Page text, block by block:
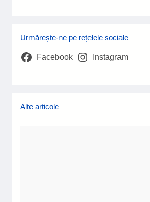
Urmărește-ne pe rețelele sociale
Facebook Instagram
Alte articole